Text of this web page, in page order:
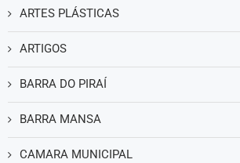
ARTES PLÁSTICAS
ARTIGOS
BARRA DO PIRAÍ
BARRA MANSA
CAMARA MUNICIPAL